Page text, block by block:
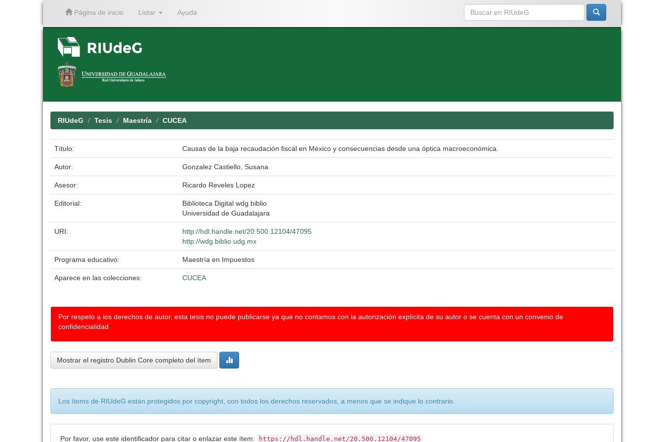
Página de inicio Listar Ayuda
RIUdeG Tesis Maestría CUCEA
Título: Causas de la baja recaudación fiscal en México y consecuencias desde una óptica macroeconómica.
Autor: Gonzalez Castiello, Susana
Asesor: Ricardo Reveles Lopez
Editorial:
Biblioteca Digital wdg.biblio
Universidad de Guadalajara
URI:
http://hdl.handle.net/20.500.12104/47095
http://wdg.biblio.udg.mx
Programa educativo: Maestría en Impuestos
Aparece en las colecciones: CUCEA
Por respeto a los derechos de autor, esta tesis no puede publicarse ya que no contamos con la autorización explícita de su autor o se cuenta con un convenio de
confidencialidad
Mostrar el registro Dublin Core completo del ítem
Los ítems de RIUdeG están protegidos por copyright, con todos los derechos reservados, a menos que se indique lo contrario.
Por favor, use este identificador para citar o enlazar este ítem: https://hdl.handle.net/20.500.12104/47095